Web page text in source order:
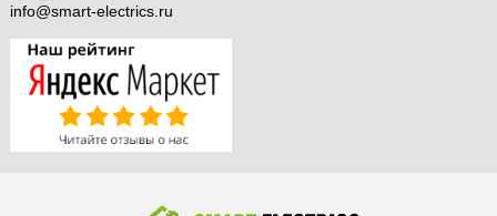
info@smart-electrics.ru